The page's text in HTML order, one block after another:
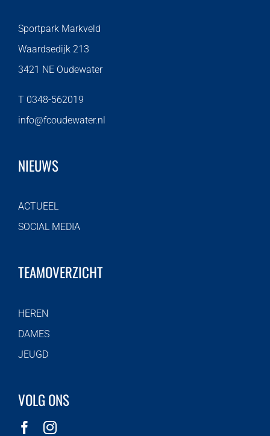
Sportpark Markveld
Waardsedijk 213
3421 NE Oudewater
T 0348-562019
info@fcoudewater.nl
NIEUWS
ACTUEEL
SOCIAL MEDIA
TEAMOVERZICHT
HEREN
DAMES
JEUGD
VOLG ONS